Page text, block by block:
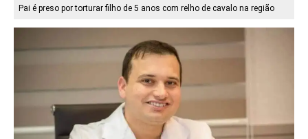
Pai é preso por torturar filho de 5 anos com relho de cavalo na região